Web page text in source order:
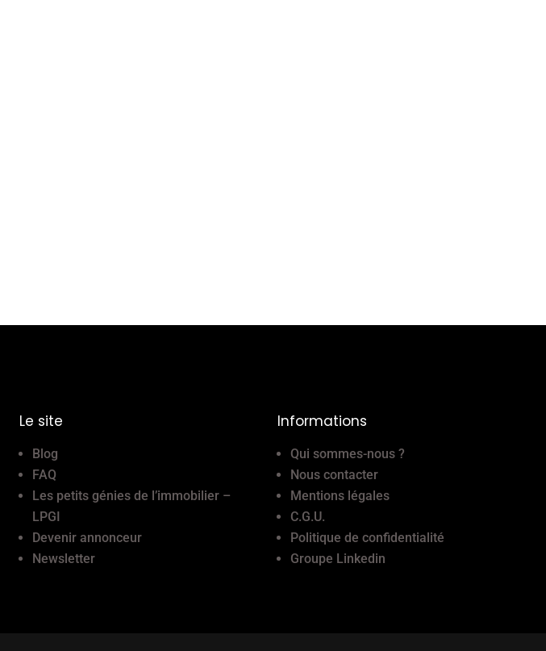
Le site
Blog
FAQ
Les petits génies de l’immobilier –
LPGI
Devenir annonceur
Newsletter
Informations
Qui sommes-nous ?
Nous contacter
Mentions légales
C.G.U.
Politique de confidentialité
Groupe Linkedin